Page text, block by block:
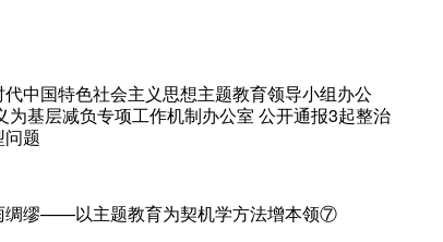
中国特色社会主义思想主题教育领导小组办公
为基层减负专项工作机制办公室 公开通报3起整治
题
绸缪——以主题教育为契机学方法增本领⑦